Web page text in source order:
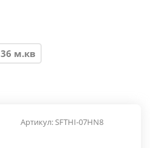
36 м.кв
Артикул: SFTHI-07HN8